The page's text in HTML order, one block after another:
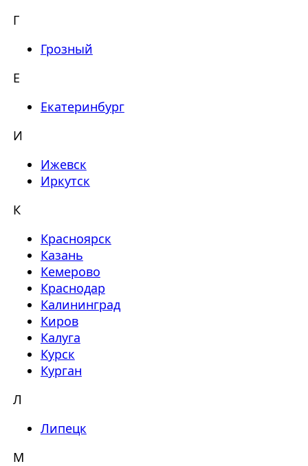
Г
Грозный
Е
Екатеринбург
И
Ижевск
Иркутск
К
Красноярск
Казань
Кемерово
Краснодар
Калининград
Киров
Калуга
Курск
Курган
Л
Липецк
М